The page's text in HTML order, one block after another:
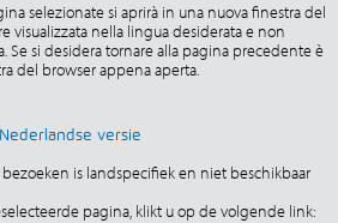
selezionate si aprirà in una nuova finestra del
visualizzata nella lingua desiderata e non
Se si desidera tornare alla pagina precedente è
del browser appena aperta.
Nederlandse versie
is landspecifiek en niet beschikbaar
pagina, klikt u op de volgende link: